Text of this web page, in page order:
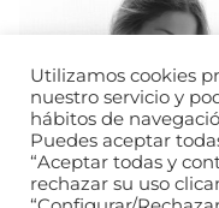
Utilizamos cookies
nuestro servicio y
hábitos de
Puedes aceptar
“Aceptar todas y
rechazar su uso